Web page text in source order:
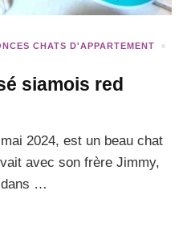
CHATS D'APPARTEMENT
siamois red
2024, est un beau chat
avec son frère Jimmy,
dans …